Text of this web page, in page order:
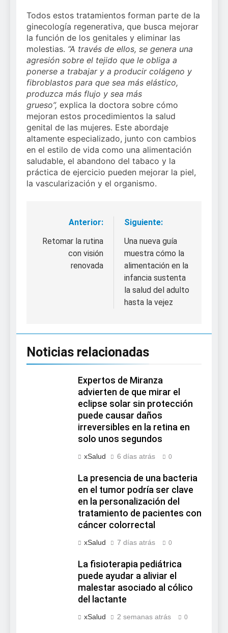
Todos estos tratamientos forman parte de la
ginecología regenerativa, que busca mejorar
la función de los genitales y eliminar las
molestias. “A través de ellos, se genera una
agresión sobre el tejido que le obliga a
ponerse a trabajar y a producir colágeno y
fibroblastos para que sea más elástico,
produzca más flujo y sea más
grueso”, explica la doctora sobre cómo
mejoran estos procedimientos la salud
genital de las mujeres. Este abordaje
altamente especializado, junto con cambios
en el estilo de vida como una alimentación
saludable, el abandono del tabaco y la
práctica de ejercicio pueden mejorar la piel,
la vascularización y el organismo.
Navegación
de
entradas
Anterior:
Retomar la rutina
con visión
renovada
Siguiente:
Una nueva guía
muestra cómo la
alimentación en la
infancia sustenta
la salud del adulto
hasta la vejez
Noticias relacionadas
Expertos de Miranza
advierten de que mirar el
eclipse solar sin protección
puede causar daños
irreversibles en la retina en
solo unos segundos
xSalud 6 días atrás 0
La presencia de una bacteria
en el tumor podría ser clave
en la personalización del
tratamiento de pacientes con
cáncer colorrectal
xSalud 7 días atrás 0
La fisioterapia pediátrica
puede ayudar a aliviar el
malestar asociado al cólico
del lactante
xSalud 2 semanas atrás 0